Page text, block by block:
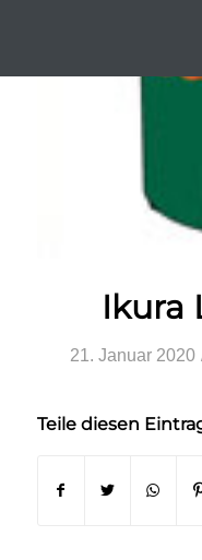
Ikura
21. Januar 2020
Teile diesen